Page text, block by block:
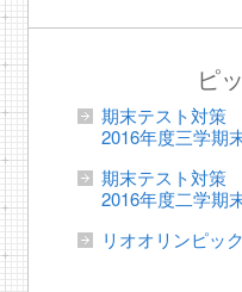
ピ
期末テスト対策
2016年度三学期
期末テスト対策
2016年度二学期
リオオリンピッ